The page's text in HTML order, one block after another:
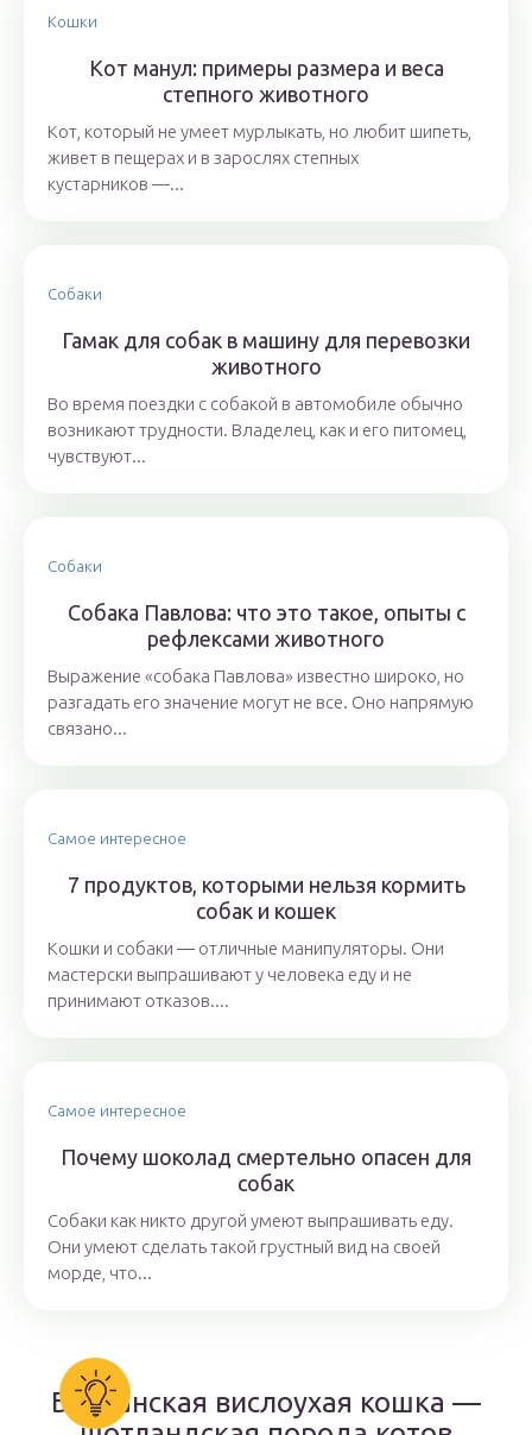
Кошки
Кот манул: примеры размера и веса
степного животного
Кот, который не умеет мурлыкать, но любит шипеть,
живет в пещерах и в зарослях степных
кустарников —...
Собаки
Гамак для собак в машину для перевозки
животного
Во время поездки с собакой в автомобиле обычно
возникают трудности. Владелец, как и его питомец,
чувствуют...
Собаки
Собака Павлова: что это такое, опыты с
рефлексами животного
Выражение «собака Павлова» известно широко, но
разгадать его значение могут не все. Оно напрямую
связано...
Самое интересное
7 продуктов, которыми нельзя кормить
собак и кошек
Кошки и собаки ― отличные манипуляторы. Они
мастерски выпрашивают у человека еду и не
принимают отказов....
Самое интересное
Почему шоколад смертельно опасен для
собак
Собаки как никто другой умеют выпрашивать еду.
Они умеют сделать такой грустный вид на своей
морде, что...
Британская вислоухая кошка —